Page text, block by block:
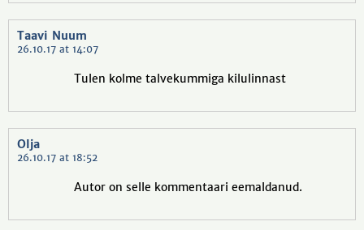
Taavi Nuum
26.10.17 at 14:07
Tulen kolme talvekummiga kilulinnast
Olja
26.10.17 at 18:52
Autor on selle kommentaari eemaldanud.